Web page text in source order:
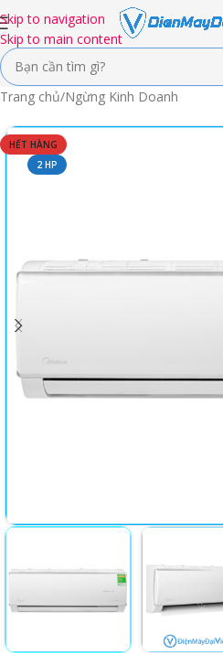
Skip to navigation
Skip to main content
Trang chủ/Ngừng Kinh Doanh
HẾT HÀNG
2 HP